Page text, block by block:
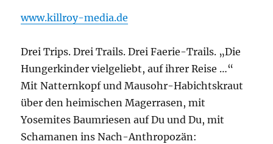
www.killroy-media.de
Drei Trips. Drei Trails. Drei Faerie-Trails. „Die
Hungerkinder vielgeliebt, auf ihrer Reise …“
Mit Natternkopf und Mausohr-Habichtskraut
über den heimischen Magerrasen, mit
Yosemites Baumriesen auf Du und Du, mit
Schamanen ins Nach-Anthropozän: